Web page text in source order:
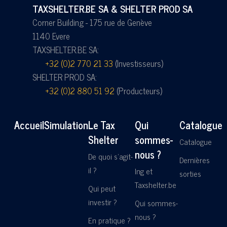
TAXSHELTER.BE SA & SHELTER PROD SA
Corner Building - 175 rue de Genève
1140 Evere
TAXSHELTER.BE SA:
+32 (0)2 770 21 33 (Investisseurs)
SHELTER PROD SA:
+32 (0)2 880 51 92 (Producteurs)
AccueilSimulationLe Tax
Shelter
De quoi s'agit-
il ?
Qui peut
investir ?
En pratique ?
Qui
sommes-
nous ?
Ing et
Taxshelter.be
Qui sommes-
nous ?
Catalogue
Catalogue
Dernières
sorties